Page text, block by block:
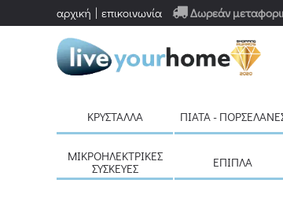
Δωρεάν
αρχική επικοινωνία
ΚΡΎΣΤΑΛΛΑ ΠΙΆΤΑ -
ΜΙΚΡΟΗΛΕΚΤΡΙΚΈΣ
ΣΥΣΚΕΥΈΣ
ΈΠΙΠΛΑ